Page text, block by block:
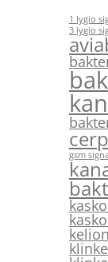
1 lygio
3 lygio
gsm